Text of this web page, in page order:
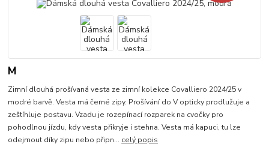
M
Zimní dlouhá prošívaná vesta ze zimní kolekce Covalliero 2024/25 v
modré barvě. Vesta má černé zipy. Prošívání do V opticky prodlužuje a
zeštíhluje postavu. Vzadu je rozepínací rozparek na cvočky pro
pohodlnou jízdu, kdy vesta přikryje i stehna. Vesta má kapuci, tu lze
odejmout díky zipu nebo připn... celý popis